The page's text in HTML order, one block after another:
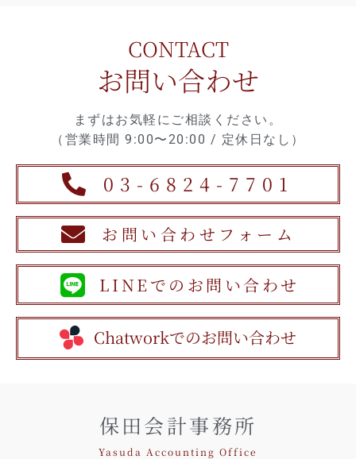
CONTACT
お問い合わせ
まずはお気軽にご相談ください。
（営業時間 9:00〜20:00 / 定休日なし）
03-6824-7701
お問い合わせフォーム
LINEでのお問い合わせ
Chatworkでのお問い合わせ
保田会計事務所
Yasuda Accounting Office